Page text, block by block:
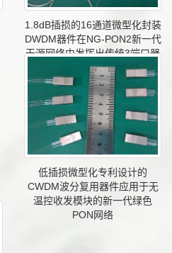
1.8dB插损的16通道微型化封装
DWDM器件在NG-PON2新一代
无源网络中发挥出传统3端口器
件无法比拟的优势
低插损微型化专利设计的
CWDM波分复用器件应用于无
温控收发模块的新一代绿色
PON网络